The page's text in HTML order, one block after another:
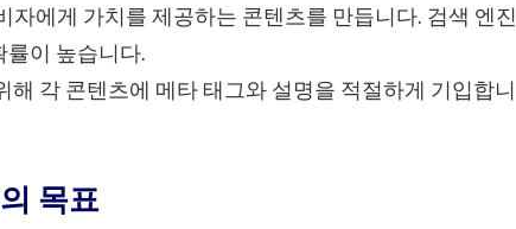
자에게 가치를 제공하는 콘텐츠를 만듭니다. 검색 엔진
률이 높습니다.
해 각 콘텐츠에 메타 태그와 설명을 적절하게 기입합니
목표